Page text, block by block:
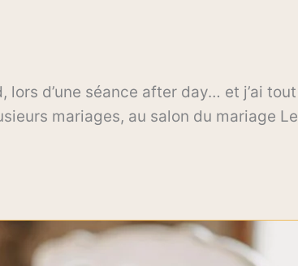
lors d’une séance after day… et j’ai
mariages, au salon du mariage